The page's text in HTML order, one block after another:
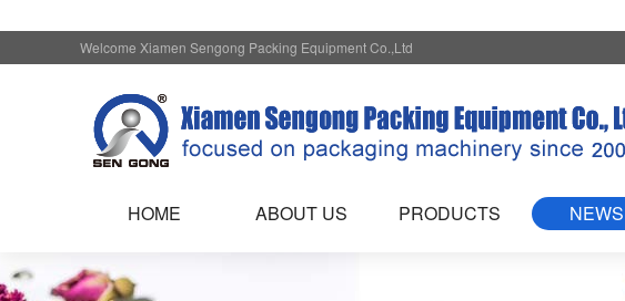
Welcome Xiamen Sengong Packing Equipment Co.,Ltd
HOME ABOUT US PRODUCTS NEWS